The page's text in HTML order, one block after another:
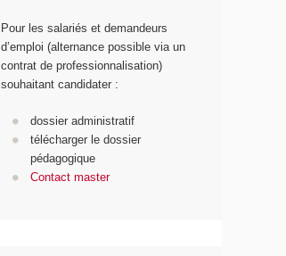
Pour les salariés et demandeurs
d’emploi (alternance possible via un
contrat de professionnalisation)
souhaitant candidater :
dossier administratif
télécharger le dossier
pédagogique
Contact master